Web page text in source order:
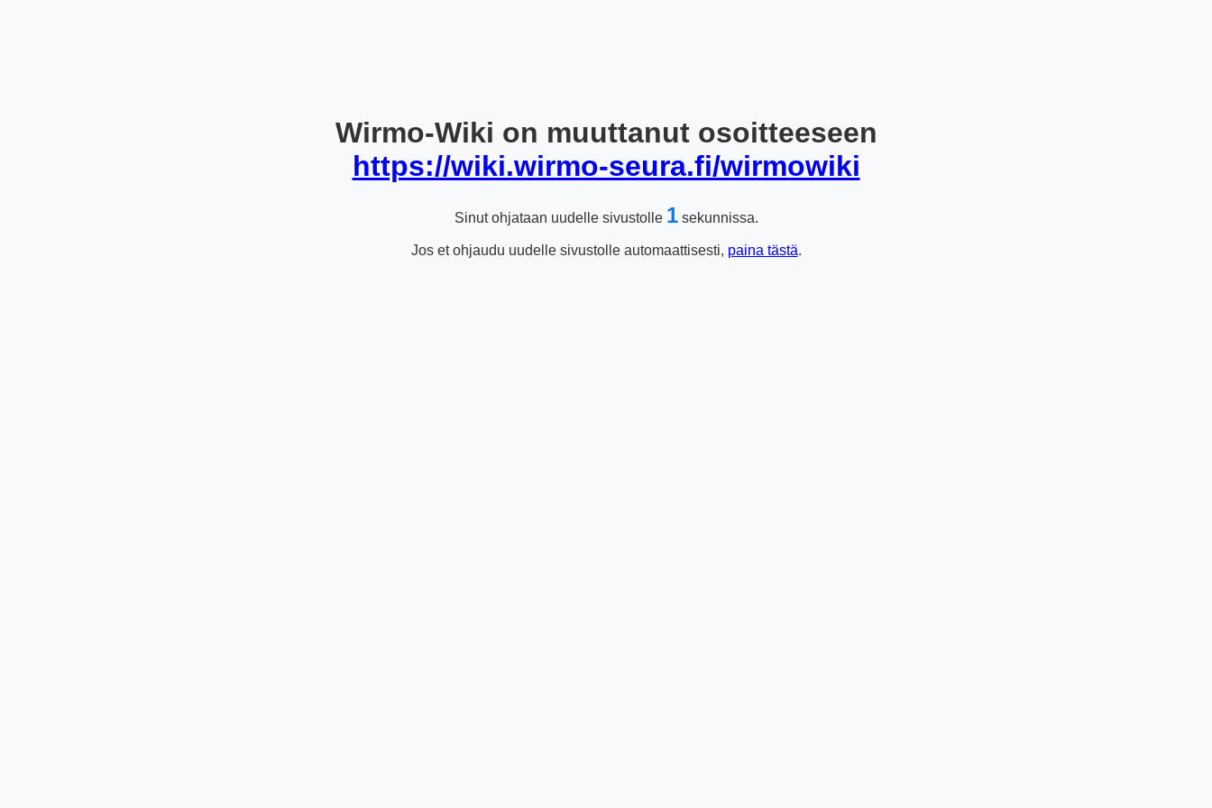
Wirmo-Wiki on muuttanut osoitteeseen
https://wiki.wirmo-seura.fi/wirmowiki
Sinut ohjataan uudelle sivustolle 1sekunnissa.
Jos et ohjaudu uudelle sivustolle automaattisesti, paina tästä.